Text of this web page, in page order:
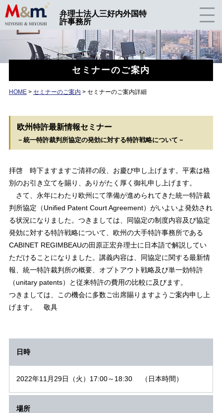
弁理士法人三好内外国特
許事務所
セミナーのご案内
HOME> セミナーのご案内 > セミナーのご案内詳細
欧州特許最新情報セミナー
－統一特許裁判所協定の発効に対する特許戦略について－
拝啓 時下ますますご清祥の段、お慶び申し上げます。平素は格
別のお引き立てを賜り、ありがたく厚く御礼申し上げます。
さて、永年にわたり欧州にて準備が進められてきた統一特許裁
判所協定（Unified Patent Court Agreement）がいよいよ発効され
る状況になりました。つきましては、同協定の制度内容及び協定
発効に対する特許戦略について、欧州の大手特許事務所である
CABINET REGIMBEAUの田原正宏弁理士に日本語で解説してい
ただけることになりました。講義内容は、同協定に関する最新情
報、統一特許裁判所の概要、オプトアウト戦略及び単一効特許
（unitary patents）と従来特許の費用の比較に及びます。
つきましては、この機会に多数ご出席賜りますようご案内申し上
げます。 敬具
日時
2022年11月29日（火）17:00～18:30 （日本時間）
場所